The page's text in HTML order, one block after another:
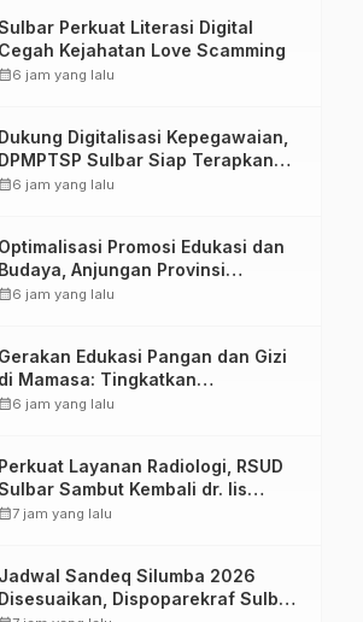
Perkuat Literasi Digital
Cegah Kejahatan Love Scamming
calendar_month6 jam yang lalu
Dukung Digitalisasi Kepegawaian,
DPMPTSP Sulbar Siap Terapkan
Aplikasi FLEKSI ASN
calendar_month6 jam yang lalu
Optimalisasi Promosi Edukasi dan
Budaya, Anjungan Provinsi
Sulawesi Barat Perkuat Kolaborasi
calendar_month6 jam yang lalu
Gerakan Edukasi Pangan dan Gizi
di Mamasa: Tingkatkan
Pengetahuan dan Keterampilan
calendar_month6 jam yang lalu
Perkuat Layanan Radiologi, RSUD
Sambut Kembali dr. Iis
Imelda, Sp.Rad
calendar_month7 jam yang lalu
Jadwal Sandeq Silumba 2026
Disesuaikan, Dispoparekraf Sulbar